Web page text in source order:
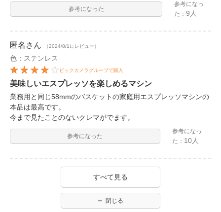
参考になった
参考になっ
た：9人
匿名 さん （2024/8/1にレビュー）
色：ステンレス
ビックカメラグループで購入
美味しいエスプレッソを楽しめるマシン
業務用と同じ58mmのバスケットの家庭用エスプレッソマシンの
本品は最高です。
今まで見たことのないクレマがでます。
参考になった
参考になっ
た： 10人
すべて見る
閉じる